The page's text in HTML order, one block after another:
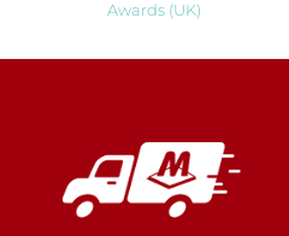
Awards (UK)